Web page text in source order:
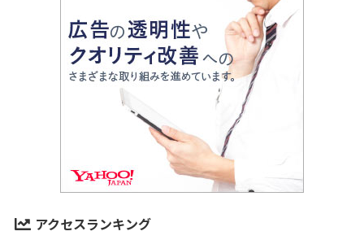
アクセスランキング